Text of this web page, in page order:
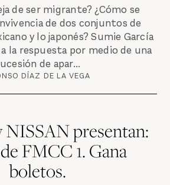
de ser migrante? ¿Cómo se
de dos conjuntos de
y lo japonés? Sumie García
la respuesta por medio de una
de apar...
DÍAZ DE LA VEGA
presentan:
FMCC 1. Gana
boletos.